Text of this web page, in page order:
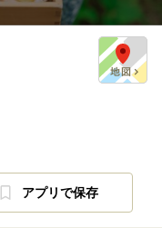
アプリで保存